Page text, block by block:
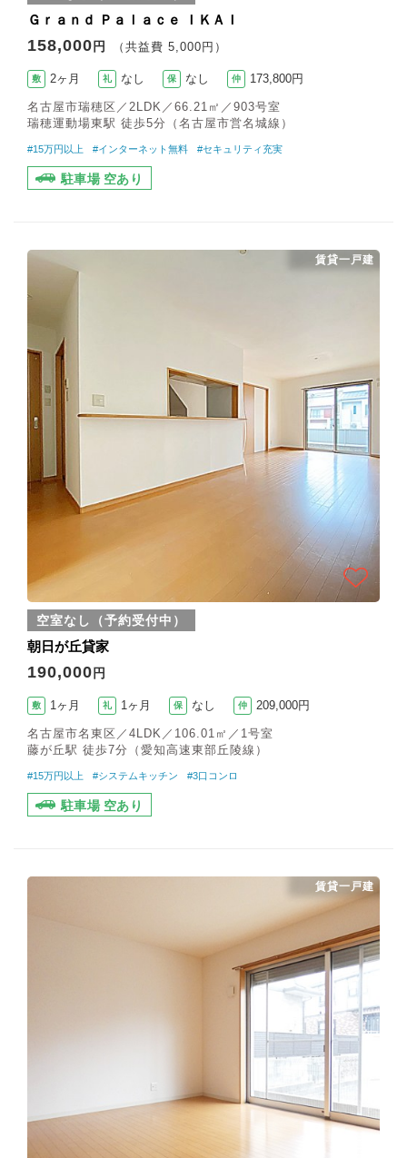
Ｇｒａｎｄ Ｐａｌａｃｅ ＩＫＡＩ
158,000 円 （共益費 5,000円）
敷 2ヶ月 礼 なし 保 なし 仲 173,800円
名古屋市瑞穂区／2LDK／66.21㎡／903号室
瑞穂運動場東駅 徒歩5分（名古屋市営名城線）
#15万円以上 #インターネット無料 #セキュリティ充実
駐車場 空あり
空室なし（予約受付中）
朝日が丘貸家
190,000 円
敷 1ヶ月 礼 1ヶ月 保 なし 仲 209,000円
名古屋市名東区／4LDK／106.01㎡／1号室
藤が丘駅 徒歩7分（愛知高速東部丘陵線）
賃貸一戸建
#15万円以上 #システムキッチン #3口コンロ
駐車場 空あり
賃貸一戸建